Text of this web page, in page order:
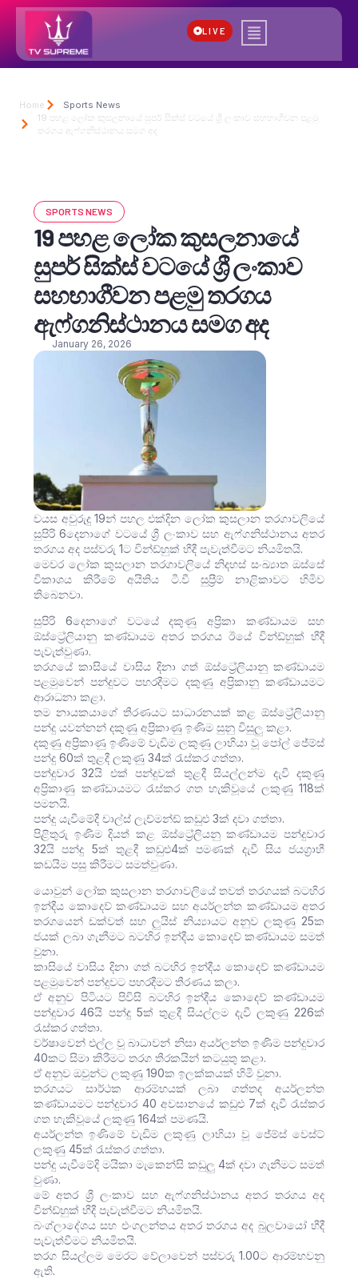
LIVE
Home
Sports News
19 පහළ ලෝක කුසලනායේ සුපර් සික්ස් වටයේ ශ්‍රී ලංකාව සහභාගීවන පළමු
තරගය ඇෆ්ගනිස්ථානය සමග අද
SPORTS NEWS
19 පහළ ලෝක කුසලනායේ
සුපර් සික්ස් වටයේ ශ්‍රී ලංකාව
සහභාගීවන පළමු තරගය
ඇෆ්ගනිස්ථානය සමග අද
January 26, 2026
වයස අවුරුදු 19න් පහල එක්දින ලෝක කුසලාන තරගාවලියේ
සුපිරි 6දෙනාගේ වටයේ ශ්‍රී ලංකාව සහ ඇෆ්ගනිස්ථානය අතර
තරගය අද පස්වරු 1ට වින්ඩ්හුක් හීදී පැවැත්වීමට නියමිතයි.
මෙවර ලෝක කුසලාන තරගාවලියේ නිදහස් සංඛ්‍යාත ඔස්සේ
විකාශය කිරීමේ අයිතිය ටී.වී සුප්‍රීම් නාළිකාවට හිමිව
තිබෙනවා.
සුපිරි 6දෙනාගේ වටයේ දකුණු අප්‍රිකා කණ්ඩායම සහ
ඕස්ට්‍රේලියානු කණ්ඩායම අතර තරගය ඊයේ වින්ඩ්හුක් හීදී
පැවැත්වුණා.
තරගයේ කාසියේ වාසිය දිනා ගත් ඕස්ට්‍රේලියානු කණ්ඩායම
පළමුවෙන් පන්දුවට පහරදීමට දකුණු අප්‍රිකානු කණ්ඩායමට
ආරාධනා කළා.
තම නායකයාගේ තීරණයට සාධාරනයක් කළ ඕස්ට්‍රේලියානු
පන්දු යවන්නන් දකුණු අප්‍රිකාණු ඉණිම සුනු විසුලු කළා.
දකුණු අප්‍රිකාණු ඉණිමේ වැඩිම ලකුණු ලාභියා වූ පෝල් ජේම්ස්
පන්දු 60ක් තුළදී ලකුණු 34ක් රැස්කර ගත්තා.
පන්දුවාර 32යි එක් පන්දුවක් තුළදී සියල්ලන්ම දැවී දකුණු
අප්‍රිකාණු කණ්ඩායමට රැස්කර ගත හැකිවූයේ ලකුණු 118ක්
පමනයි.
පන්දු යැවීමේදී චාල්ස් ලැච්මන්ඩ් කඩුළු 3ක් දවා ගත්තා.
පිළිතුරු ඉණිම දියත් කළ ඕස්ට්‍රේලියනු කණ්ඩායම පන්දුවාර
32යි පන්දු 5ක් තුළදී කඩුළු4ක් පමණක් දැවී සිය ජයග්‍රාහී
කඩයිම පසු කිරීමට සමත්වුණා.
යොවුන් ලෝක කුසලාන තරගාවලියේ තවත් තරගයක් බටහිර
ඉන්දීය කොදෙව් කණ්ඩායම සහ අයර්ලන්ත කණ්ඩායම අතර
තරගයෙන් ඩක්වත් සහ ලුයිස් නි‍ය්‍යායට අනුව ලකුණු 25ක
ජයක් ලබා ගැනීමට බටහිර ඉන්දීය කොදෙව් කණ්ඩායම සමත්
වුනා.
කාසියේ වාසිය දිනා ගත් බටහිර ඉන්දීය කොදෙව් කණ්ඩායම
පළමුවෙන් පන්දුවට පහරදීමට තීරණය කලා.
ඒ අනුව පිටියට පිවිසි බටහිර ඉන්දීය කොදෙව් කණ්ඩායම
පන්දුවාර 46යි පන්දු 5ක් තුළදී සියල්ලම දැවී ලකුණු 226ක්
රැස්කර ගත්තා.
වර්ෂාවෙන් එල්ල වූ බාධාවන් නිසා අයර්ලන්ත ඉණිම පන්දුවාර
40කට සිමා කිරීමට තරග තීරකයින් කටයුතු කළා.
ඒ අනුව ඔවුන්ට ලකුණු 190ක ඉලක්කයක් හිමි වුනා.
තරගයට සාර්ථක ආරම්භයක් ලබා ගත්තද අයර්ලන්ත
කණ්ඩායමට පන්දුවාර 40 අවසානයේ කඩුළු 7ක් දැවී රැස්කර
ගත හැකිවූයේ ලකුණු 164ක් පමණයි.
අයර්ලන්ත ඉණිමේ වැඩිම ලකුණු ලාභියා වූ ජේම්ස් වෙස්ට්
ලකුණු 45ක් රැස්කර ගත්තා.
පන්දු යැවීමේදි මයිකා මැකෙන්සි කඩුලු 4ක් දවා ගැනීමට සමත්
වුණා.
මේ අතර ශ්‍රී ලංකාව සහ ඇෆ්ගනිස්ථානය අතර තරගය අද
වින්ඩ්හුක් හීදී පැවැත්වීමට නියමිතයි.
බංග්ලාදේශය සහ එංගලන්තය අතර තරගය අද බුලවායෝ හීදී
පැවැත්වීමට නියමිතයි.
තරග සියල්ලම මෙරට වේලාවෙන් පස්වරු 1.00ට ආරම්භවනු
ඇති.